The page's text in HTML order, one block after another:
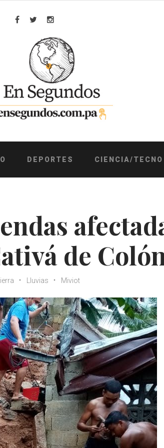
Facebook
TwitterInstagram
DEPORTES CIENCIA/TECNO
de
Lluvias Miviot